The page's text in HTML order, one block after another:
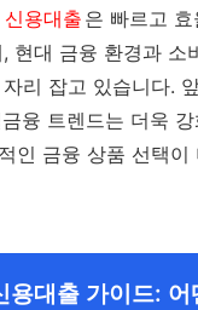
신용대출 은 빠르고
현대 금융 환경과 소
리 잡고 있습니다.
융 트렌드는 더욱
인 금융 상품 선택이
용대출 가이드: 어